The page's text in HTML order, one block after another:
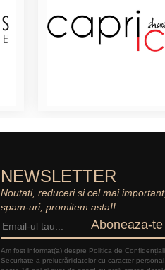
NEWSLETTER
Noutati, reduceri si cel mai
spam-uri, promitem asta!!
Aboneaza-
Am fost informat(a) despre Politica de
Securitate a prelucrăriidatelor cu caracter